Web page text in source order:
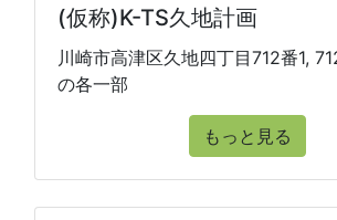
(仮称)K-TS久地計画
川崎市高津区久地四丁目712番1,
の各一部
もっと見る